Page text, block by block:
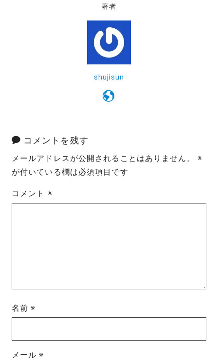
著者
shujisun
コメントを残す
メールアドレスが公開されることはありません。
※
が付いている欄は必須項目です
コメント ※
名前※
メール※